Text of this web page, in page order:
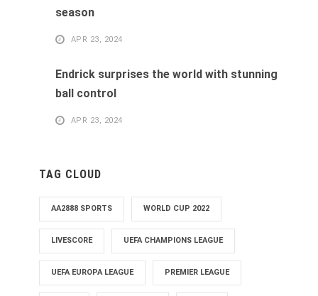
season
APR 23, 2024
Endrick surprises the world with stunning
ball control
APR 23, 2024
TAG CLOUD
AA2888 SPORTS WORLD CUP 2022
LIVESCORE UEFA CHAMPIONS LEAGUE
UEFA EUROPA LEAGUE PREMIER LEAGUE